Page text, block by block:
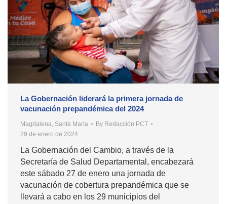
La Gobernación liderará la primera jornada de
vacunación prepandémica del 2024
Magdalena, Santa Marta By Redacción PCT
29 de enero de 2024
La Gobernación del Cambio, a través de la
Secretaría de Salud Departamental, encabezará
este sábado 27 de enero una jornada de
vacunación de cobertura prepandémica que se
llevará a cabo en los 29 municipios del